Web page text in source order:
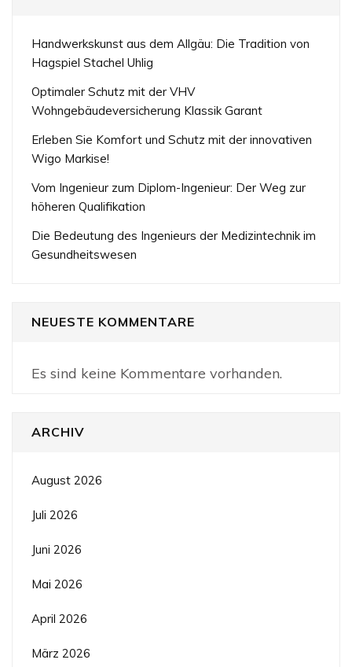
Handwerkskunst aus dem Allgäu: Die Tradition von
Hagspiel Stachel Uhlig
Optimaler Schutz mit der VHV
Wohngebäudeversicherung Klassik Garant
Erleben Sie Komfort und Schutz mit der innovativen
Wigo Markise!
Vom Ingenieur zum Diplom-Ingenieur: Der Weg zur
höheren Qualifikation
Die Bedeutung des Ingenieurs der Medizintechnik im
Gesundheitswesen
NEUESTE KOMMENTARE
Es sind keine Kommentare vorhanden.
ARCHIV
August 2026
Juli 2026
Juni 2026
Mai 2026
April 2026
März 2026